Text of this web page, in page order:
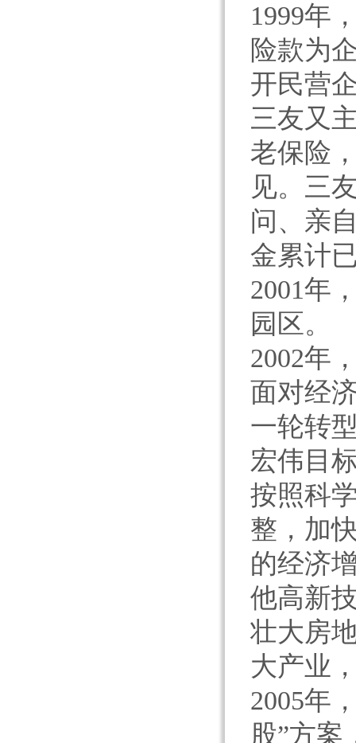
1999年
险款为
开民营
三友又
老保险
见。三
问、亲
金累计
2001年
园区。
2002年
面对经
一轮转
宏伟目
按照科
整，加
的经济
他高新
壮大房
大产业
2005年
股”方案